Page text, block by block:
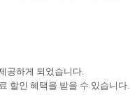
공하게 되었습니다.
할인 혜택을 받을 수 있습니다.